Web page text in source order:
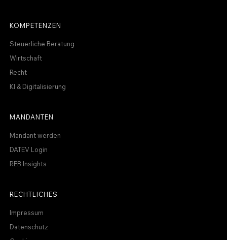
KOMPETENZEN
Steuerliche Beratung
Wirtschaft
Recht
KI & Digitalisierung
MANDANTEN
Mandant werden
DATEV Login
REB Insights
RECHTLICHES
Impressum
Datenschutz